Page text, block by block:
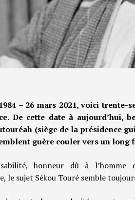
– 26 mars 2021, voici trente-
De cette date à aujourd’hui,
(siège de la présidence
guère couler vers un
honneur dû à
le sujet Sékou Touré semble